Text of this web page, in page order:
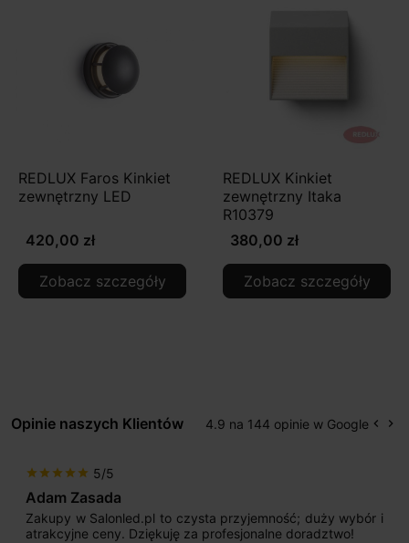
REDLUX Faros Kinkiet
zewnętrzny LED
420,00 zł
Zobacz szczegóły
REDLUX Kinkiet
zewnętrzny Itaka
R10379
380,00 zł
Zobacz szczegóły
Opinie naszych Klientów 4.9 na 144 opinie w Google keyboard_arrow_left keyboard_arrow_right
star star star star star 5/5
Adam Zasada
Zakupy w Salonled.pl to czysta przyjemność; duży wybór i
atrakcyjne ceny. Dziękuję za profesjonalne doradztwo!